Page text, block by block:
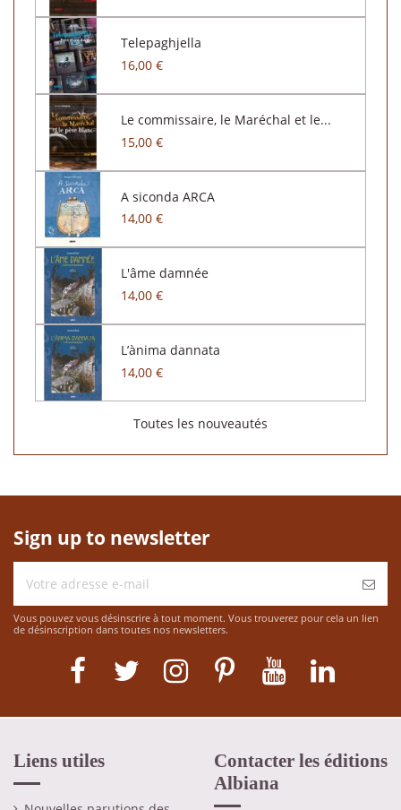
Telepaghjella
16,00 €
Le commissaire, le Maréchal et le...
15,00 €
A siconda ARCA
14,00 €
L'âme damnée
14,00 €
L’ànima dannata
14,00 €
Toutes les nouveautés
Sign up to newsletter
Vous pouvez vous désinscrire à tout moment. Vous trouverez pour cela un lien
de désinscription dans toutes nos newsletters.
Liens utiles
Contacter les éditions
Albiana